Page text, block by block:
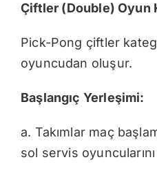
Çiftler (Double) Oyun
Pick-Pong çiftler
oyuncudan oluşur.
Başlangıç Yerleşimi:
a. Takımlar maç
sol servis